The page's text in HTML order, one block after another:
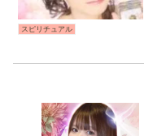
スピリチュアル